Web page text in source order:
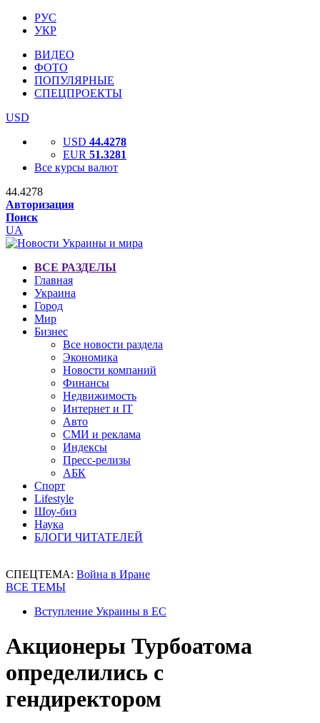
РУС
УКР
ВИДЕО
ФОТО
ПОПУЛЯРНЫЕ
СПЕЦПРОЕКТЫ
USD
USD 44.4278
EUR 51.3281
Все курсы валют
44.4278
Авторизация
Поиск
UA
ВСЕ РАЗДЕЛЫ
Главная
Украина
Город
Мир
Бизнес
Все новости раздела
Экономика
Новости компаний
Финансы
Недвижимость
Интернет и IT
Авто
СМИ и реклама
Индексы
Пресс-релизы
АБК
Спорт
Lifestyle
Шоу-биз
Наука
БЛОГИ ЧИТАТЕЛЕЙ
СПЕЦТЕМА: Война в Иране
ВСЕ ТЕМЫ
Вступление Украины в ЕС
Акционеры Турбоатома
определились с
гендиректором